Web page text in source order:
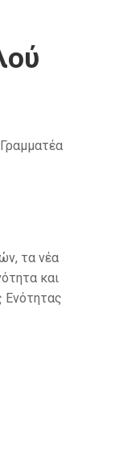
τα νέα
και
Ενότητας